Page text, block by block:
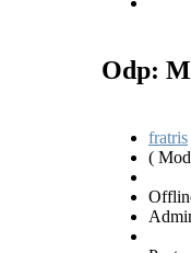
Odp:
fratris
(